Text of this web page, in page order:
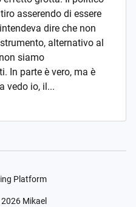
asserendo di essere
dire che non
alternativo al
siamo
In parte è vero, ma è
vedo io, il...
Platform
2026 Mikael